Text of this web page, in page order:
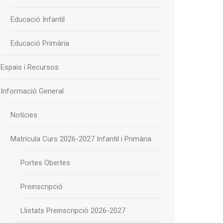
Educació Infantil
Educació Primària
Espais i Recursos
Informació General
Notícies
Matrícula Curs 2026-2027 Infantil i Primària
Portes Obertes
Preinscripció
Llistats Preinscripció 2026-2027